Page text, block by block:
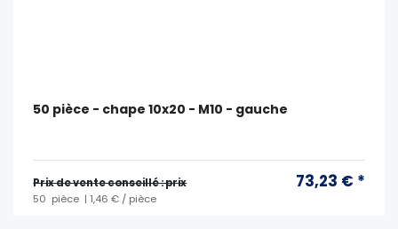
50 pièce - chape 10x20 - M10 - gauche
Prix ​​de vente conseillé : prix 73,23 € *
50 pièce | 1,46 € / pièce